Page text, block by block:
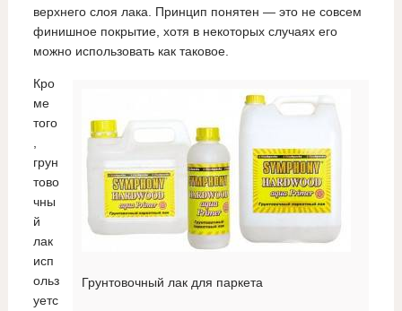
верхнего слоя лака. Принцип понятен — это не совсем
финишное покрытие, хотя в некоторых случаях его
можно использовать как таковое.
Грунтовочный лак для паркета
Кро
ме
того
грун
тово
чны
й
лак
исп
ольз
уетс